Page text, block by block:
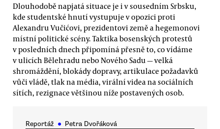
Dlouhodobě napjatá situace je i v sousedním Srbsku,
kde studentské hnutí vystupuje v opozici proti
Alexandru Vučićovi, prezidentovi země a hegemonovi
místní politické scény. Taktika bosenských protestů
v posledních dnech připomíná přesně to, co vídáme
v ulicích Bělehradu nebo Nového Sadu — velká
shromáždění, blokády dopravy, artikulace požadavků
vůči vládě, tlak na média, virální videa na sociálních
sítích, rezignace většinou níže postavených osob.
Reportáž ● Petra Dvořáková